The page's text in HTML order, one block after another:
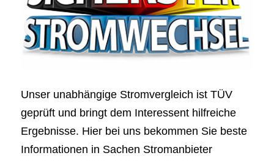
Unser unabhängige Stromvergleich ist TÜV
geprüft und bringt dem Interessent hilfreiche
Ergebnisse. Hier bei uns bekommen Sie beste
Informationen in Sachen Stromanbieter